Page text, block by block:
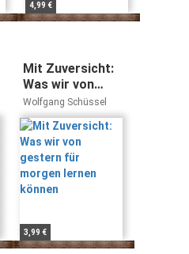
4,99 €
Mit Zuversicht:
Was wir von
gestern für
morgen lernen
können
Wolfgang Schüssel
3,99 €